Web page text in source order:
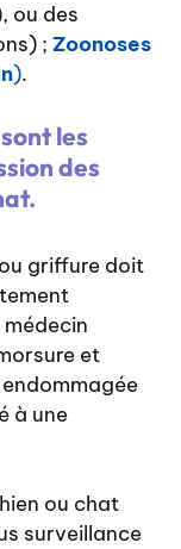
ou des
; Zoonoses
).
les
des
griffure doit
et
à une
ou chat
surveillance